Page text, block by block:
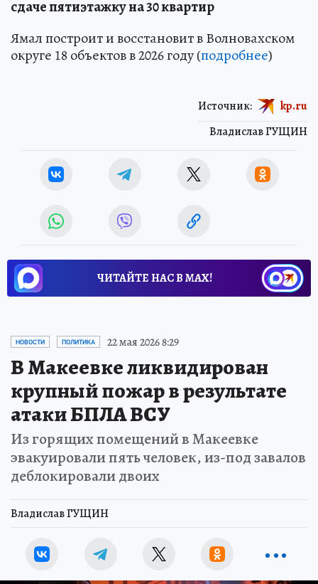
сдаче пятиэтажку на 30 квартир
Ямал построит и восстановит в Волновахском
округе 18 объектов в 2026 году (подробнее)
Владислав ГУЩИН
Источник: kp.ru
ЧИТАЙТЕ НАС В МАХ!
НОВОСТИ ПОЛИТИКА 22 мая 2026 8:29
В Макеевке ликвидирован
крупный пожар в результате
атаки БПЛА ВСУ
Из горящих помещений в Макеевке
эвакуировали пять человек, из-под завалов
деблокировали двоих
Владислав ГУЩИН